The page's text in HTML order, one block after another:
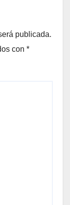
publicada.
con *